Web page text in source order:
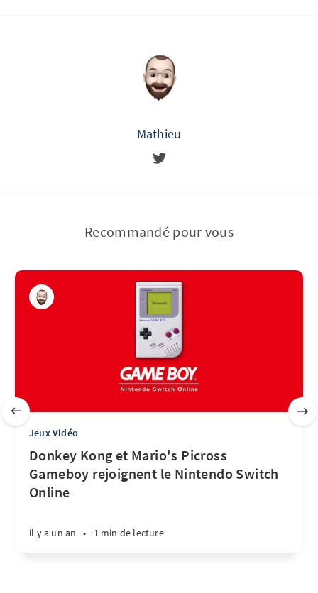
Mathieu
Recommandé pour vous
Jeux Vidéo
Donkey Kong et Mario's Picross
Gameboy rejoignent le Nintendo Switch
Online
il y a un an • 1 min de lecture